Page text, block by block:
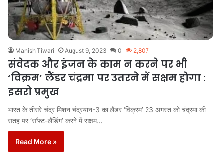
Manish Tiwari August 9, 2023 0 2,807
संवेदक और इंजन के काम न करने पर भी
‘विक्रम’ लैंडर चंद्रमा पर उतरने में सक्षम होगा :
इसरो प्रमुख
भारत के तीसरे चंद्र मिशन चंद्रयान-3 का लैंडर ‘विक्रम’ 23 अगस्त को चंद्रमा की
सतह पर ‘सॉफ्ट-लैंडिंग’ करने में सक्षम…
Read More »